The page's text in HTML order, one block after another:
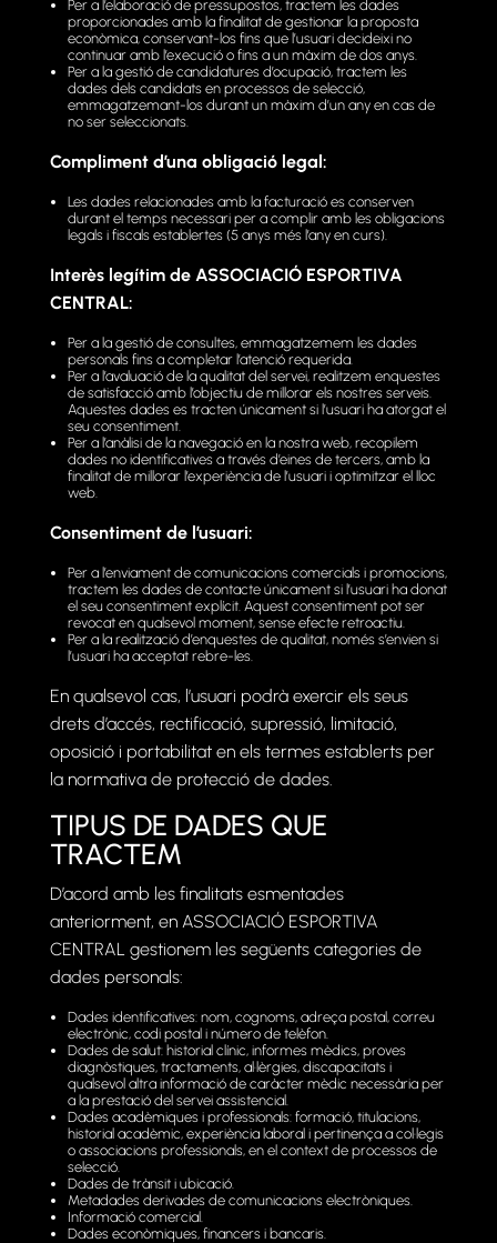
Per a l’elaboració de pressupostos, tractem les dades
proporcionades amb la finalitat de gestionar la proposta
econòmica, conservant-los fins que l’usuari decideixi no
continuar amb l’execució o fins a un màxim de dos anys.
Per a la gestió de candidatures d’ocupació, tractem les
dades dels candidats en processos de selecció,
emmagatzemant-los durant un màxim d’un any en cas de
no ser seleccionats.
Compliment d’una obligació legal:
Les dades relacionades amb la facturació es conserven
durant el temps necessari per a complir amb les obligacions
legals i fiscals establertes (5 anys més l’any en curs).
Interès legítim de ASSOCIACIÓ ESPORTIVA
CENTRAL:
Per a la gestió de consultes, emmagatzemem les dades
personals fins a completar l’atenció requerida.
Per a l’avaluació de la qualitat del servei, realitzem enquestes
de satisfacció amb l’objectiu de millorar els nostres serveis.
Aquestes dades es tracten únicament si l’usuari ha atorgat el
seu consentiment.
Per a l’anàlisi de la navegació en la nostra web, recopilem
dades no identificatives a través d’eines de tercers, amb la
finalitat de millorar l’experiència de l’usuari i optimitzar el lloc
web.
Consentiment de l’usuari:
Per a l’enviament de comunicacions comercials i promocions,
tractem les dades de contacte únicament si l’usuari ha donat
el seu consentiment explícit. Aquest consentiment pot ser
revocat en qualsevol moment, sense efecte retroactiu.
Per a la realització d’enquestes de qualitat, només s’envien si
l’usuari ha acceptat rebre-les.
En qualsevol cas, l’usuari podrà exercir els seus
drets d’accés, rectificació, supressió, limitació,
oposició i portabilitat en els termes establerts per
la normativa de protecció de dades.
TIPUS DE DADES QUE
TRACTEM
D’acord amb les finalitats esmentades
anteriorment, en ASSOCIACIÓ ESPORTIVA
CENTRAL gestionem les següents categories de
dades personals:
Dades identificatives: nom, cognoms, adreça postal, correu
electrònic, codi postal i número de telèfon.
Dades de salut: historial clínic, informes mèdics, proves
diagnòstiques, tractaments, al·lèrgies, discapacitats i
qualsevol altra informació de caràcter mèdic necessària per
a la prestació del servei assistencial.
Dades acadèmiques i professionals: formació, titulacions,
historial acadèmic, experiència laboral i pertinença a col·legis
o associacions professionals, en el context de processos de
selecció.
Dades de trànsit i ubicació.
Metadades derivades de comunicacions electròniques.
Informació comercial.
Dades econòmiques, financers i bancaris.